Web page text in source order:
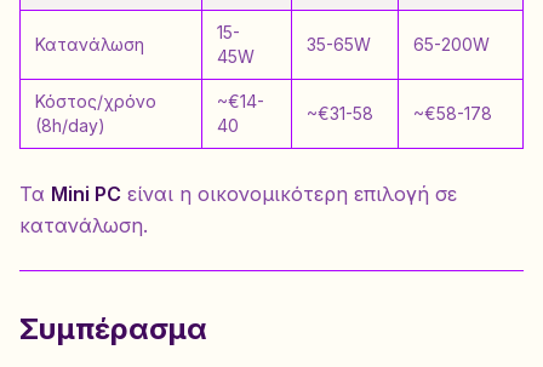
Κατανάλωση
15-
45W
35-65W 65-200W
Κόστος/χρόνο
(8h/day)
~€14-
40
~€31-58 ~€58-178
Τα Mini PC είναι η οικονομικότερη επιλογή σε
κατανάλωση.
Συμπέρασμα